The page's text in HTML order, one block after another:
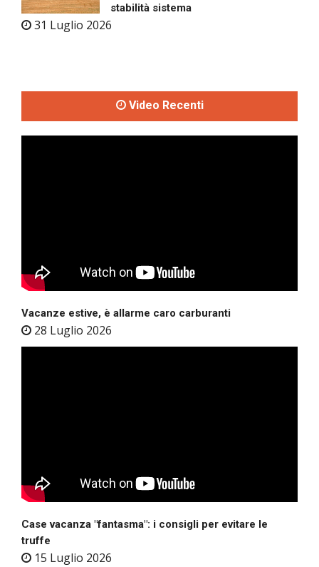
stabilità sistema
31 Luglio 2026
Video Recenti
Vacanze estive, è allarme caro carburanti
28 Luglio 2026
Case vacanza "fantasma": i consigli per evitare le
truffe
15 Luglio 2026